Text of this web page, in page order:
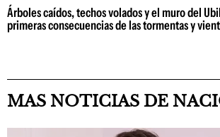
Árboles caídos, techos volados y el muro del
primeras consecuencias de las tormentas y
MAS NOTICIAS DE